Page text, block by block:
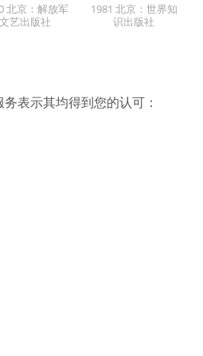
北京：解放军
文艺出版社
1981 北京：世界知
识出版社
表示其均得到您的认可：